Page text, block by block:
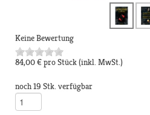
Keine Bewertung
84,00 €pro Stück(inkl. MwSt.)
noch 19 Stk. verfügbar